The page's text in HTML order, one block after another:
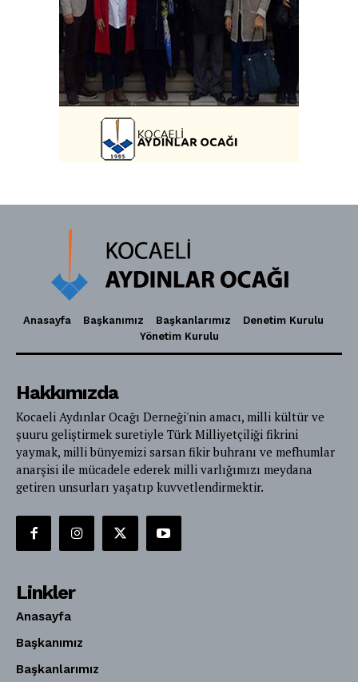
Anasayfa Başkanımız Başkanlarımız
Denetim Kurulu
Yönetim Kurulu
Hakkımızda
Kocaeli Aydınlar Ocağı Derneği'nin amacı, milli kültür ve
şuuru geliştirmek suretiyle Türk Milliyetçiliği fikrini
yaymak, milli bünyemizi sarsan fikir buhranı ve mefhumlar
anarşisi ile mücadele ederek milli varlığımızı meydana
getiren unsurları yaşatıp kuvvetlendirmektir.
Linkler
Anasayfa
Başkanımız
Başkanlarımız